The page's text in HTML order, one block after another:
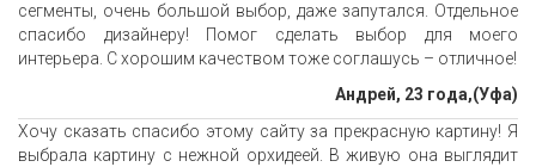
сегменты, очень большой выбор, даже запутался. Отдельное
спасибо дизайнеру! Помог сделать выбор для моего
интерьера. С хорошим качеством тоже соглашусь – отличное!
Андрей, 23 года,(Уфа)
Хочу сказать спасибо этому сайту за прекрасную картину! Я
выбрала картину с нежной орхидеей. В живую она выглядит